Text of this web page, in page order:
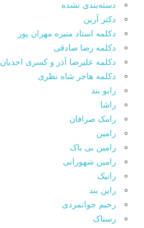
دسته‌بندی نشده
دکتر آرین
دکلمه استاد منیره مهران پور
دکلمه رضا صادقی
دکلمه علیرضا آذر و کسری احدیان
دکلمه هاجر شاه نظری
رابو بند
راشا
رامک صرافان
رامین
رامین بی باک
رامین شهورانی
رانیک
راین بند
رحیم جوانمردی
رستاک